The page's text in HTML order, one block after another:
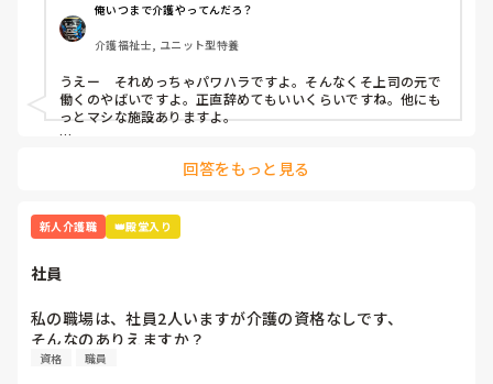
同期の子、他の職員の方とも話したのですが
「A(上司)って言い方きついよね」「昭和の思考っていう
か…自分の思い通りにならないとキレるからね」と。
いい時もあります。利用者様の前では絶対怒らないですけど
ね、、。
乗り越え方ってありますか？気にしない方法…
さっきも「ティッシュ早く取りに行けよ！！」と…
「どこにあるか分かりません」と言うと「あそこにあるだ
と教えて頂きました。
本当泣きそうです。仕事は楽しいです。頑張ります。
読んでくれてありがとうございます😭
俺いつまで介護やってんだろ？
介護福祉士, ユニット型特養
うえー　それめっちゃパワハラですよ。そんなくそ上司の元で
働くのやばいですよ。正直辞めてもいいくらいですね。他にも
っとマシな施設ありますよ。
どうせこいつは怒るだろうって思って、気にしない。
事を覚えて1人前になって仕事で見返す。
この手のタイプはその方が若い頃など同じような境遇でいわゆ
いてないので、時代が遅れてるんですよ。
一番最強なのはボイスレコーダーでそいつのなめ腐った発言録
音して、出るとこ出ちゃうこと。
回答をもっと見る
新人介護職 👑殿堂入り
社員
私の職場は、社員2人いますが介護の資格なしです、
そんなのありえますか？
資格 職員